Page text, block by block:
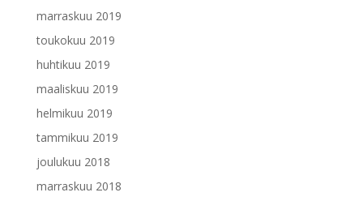
marraskuu 2019
toukokuu 2019
huhtikuu 2019
maaliskuu 2019
helmikuu 2019
tammikuu 2019
joulukuu 2018
marraskuu 2018